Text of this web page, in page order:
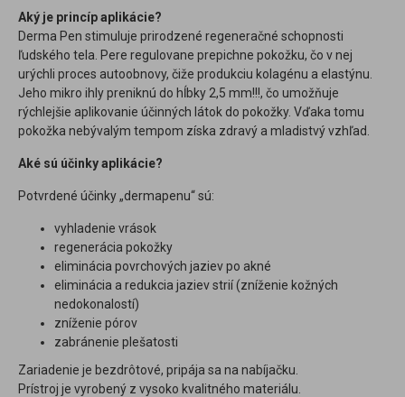
Aký je princíp aplikácie?
Derma Pen stimuluje prirodzené regeneračné schopnosti
ľudského tela. Pere regulovane prepichne pokožku, čo v nej
urýchli proces autoobnovy, čiže produkciu kolagénu a elastýnu.
Jeho mikro ihly preniknú do hĺbky 2,5 mm!!!, čo umožňuje
rýchlejšie aplikovanie účinných látok do pokožky. Vďaka tomu
pokožka nebývalým tempom získa zdravý a mladistvý vzhľad.
Aké sú účinky aplikácie?
Potvrdené účinky „dermapenu“ sú:
vyhladenie vrások
regenerácia pokožky
eliminácia povrchových jaziev po akné
eliminácia a redukcia jaziev strií (zníženie kožných
nedokonalostí)
zníženie pórov
zabránenie plešatosti
Zariadenie je bezdrôtové, pripája sa na nabíjačku.
Prístroj je vyrobený z vysoko kvalitného materiálu.